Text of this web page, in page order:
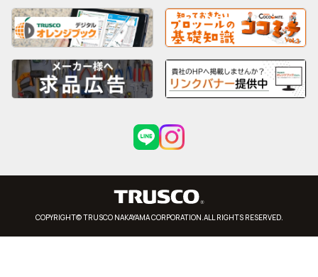
COPYRIGHT© TRUSCO NAKAYAMA CORPORATION.ALL RIGHTS RESERVED.